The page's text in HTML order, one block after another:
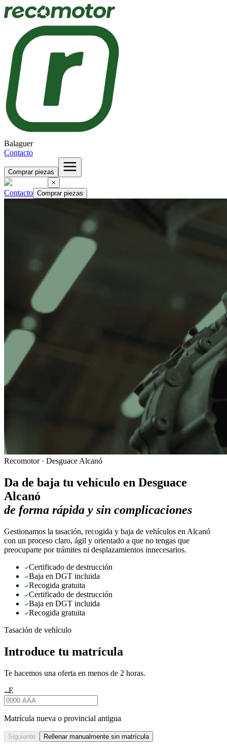
Balaguer
Contacto
Comprar piezas
×
Contacto Comprar piezas
Recomotor · Desguace Alcanó
Da de baja tu vehículo en Desguace
Alcanó
de forma rápida y sin complicaciones
Gestionamos la tasación, recogida y baja de vehículos en Alcanó
con un proceso claro, ágil y orientado a que no tengas que
preocuparte por trámites ni desplazamientos innecesarios.
Certificado de destrucción
Baja en DGT incluida
Recogida gratuita
Certificado de destrucción
Baja en DGT incluida
Recogida gratuita
Tasación de vehículo
Introduce tu matrícula
Te hacemos una oferta en menos de 2 horas.
★★★E
Matrícula nueva o provincial antigua
Siguiente Rellenar manualmente sin matrícula